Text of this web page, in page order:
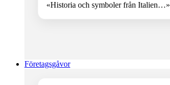
«Historia och symboler från Italien…»
Företagsgåvor